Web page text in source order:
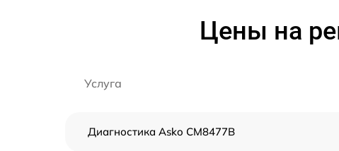
Цены на
Услуга
Диагностика Asko CM8477B